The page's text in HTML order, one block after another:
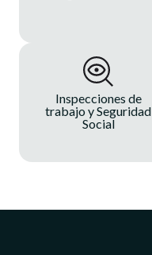
Inspecciones de
trabajo y Seguridad
Social